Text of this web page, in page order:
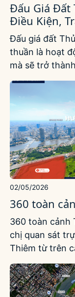
Đấu Giá Đất
Điều Kiện,
Đấu giá đất
thuần là hoạt
mà sẽ trở
02/05/2026
360 toàn
360 toàn cảnh
chị quan sát
Thiêm từ trên